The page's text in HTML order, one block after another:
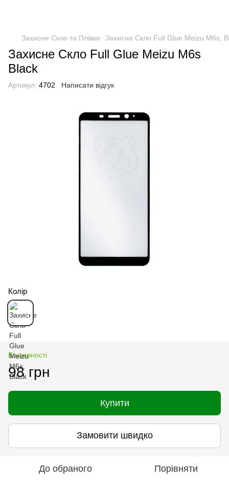
Захисне Скло та Плівки Захисне Скло Full Glue Meizu M6s,
Захисне Скло Full Glue Meizu M6s
Black
Артикул: 4702 Написати відгук
Колір
В наявності
98 грн
Купити
Замовити швидко
До обраного Порівняти